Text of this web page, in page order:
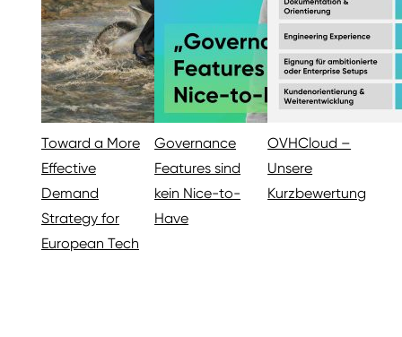
Toward a More
Effective
Demand
Strategy for
European Tech
Governance
Features sind
kein Nice-to-
Have
OVHCloud –
Unsere
Kurzbewertung